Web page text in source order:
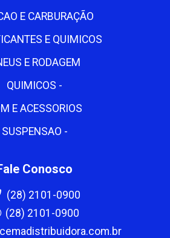
E CARBURAÇÃO
E QUIMICOS
E RODAGEM
QUIMICOS -
E ACESSORIOS
SUSPENSAO -
Conosco
(28) 2101-0900
(28) 2101-0900